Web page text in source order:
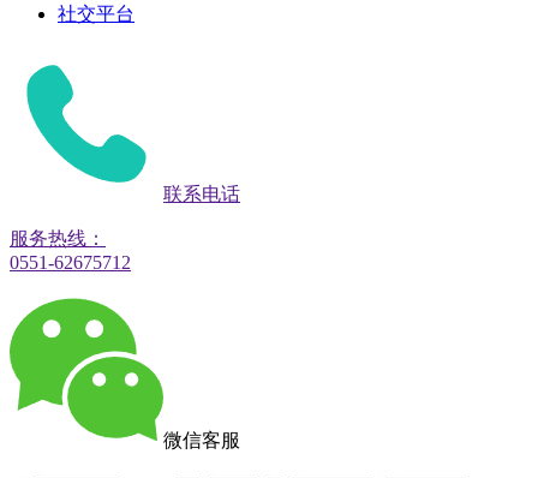
社交平台
联系电话
服务热线：
0551-62675712
微信客服